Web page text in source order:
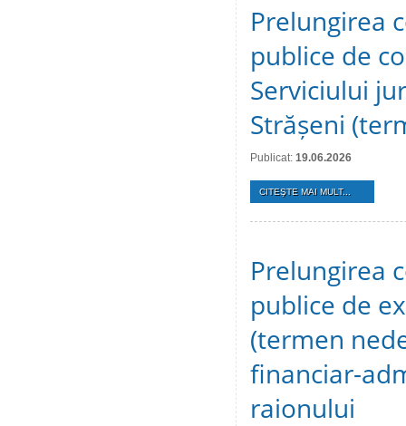
Prelungirea
publice de
Serviciului
Strășeni
Publicat: 19.06.2026
CITEŞTE MAI MULT...
Prelungirea
publice de
(termen
financiar-
raionului